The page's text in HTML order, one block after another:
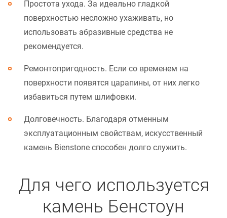
Простота ухода. За идеально гладкой
поверхностью несложно ухаживать, но
использовать абразивные средства не
рекомендуется.
Ремонтопригодность. Если со временем на
поверхности появятся царапины, от них легко
избавиться путем шлифовки.
Долговечность. Благодаря отменным
эксплуатационным свойствам, искусственный
камень Bienstone способен долго служить.
Для чего используется
камень Бенстоун